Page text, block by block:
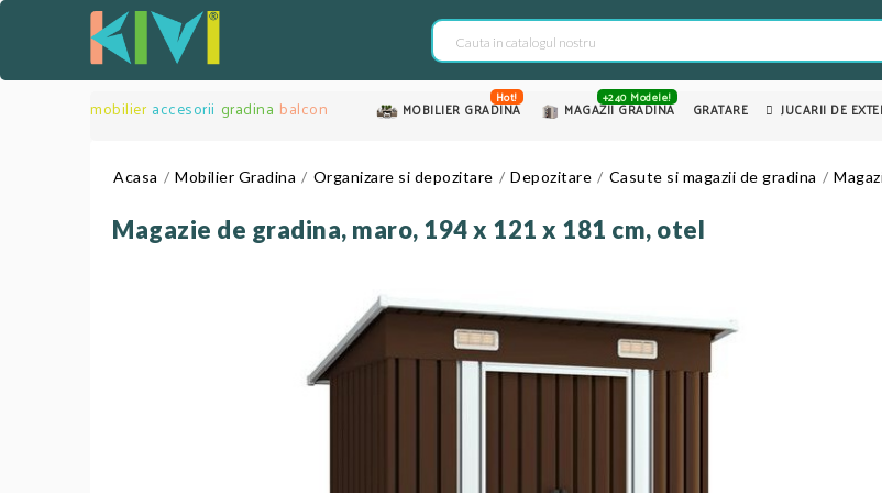
mobilier accesorii gradina balcon MOBILIER GRADINA
Hot!
MAGAZII GRADINA
+240 Modele!
GRATARE JUCARII DE
Acasa Mobilier Gradina Organizare si depozitare Depozitare Casute si magazii de gradina
Magazie de gradina, maro, 194 x 121 x 181 cm, otel